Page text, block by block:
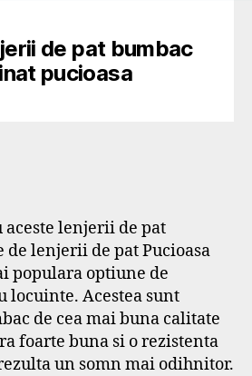
de pat bumbac
pucioasa
aceste lenjerii de pat
de lenjerii de pat Pucioasa
populara optiune de
locuinte. Acestea sunt
de cea mai buna calitate
foarte buna si o rezistenta
un somn mai odihnitor.